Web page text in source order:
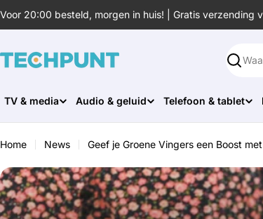
naar
inhoud
Voor 20:00 besteld, morgen in huis! | Gratis verzending
Zoeken
TV & media Audio & geluid Telefoon & tablet
Home News Geef je Groene Vingers een Boost